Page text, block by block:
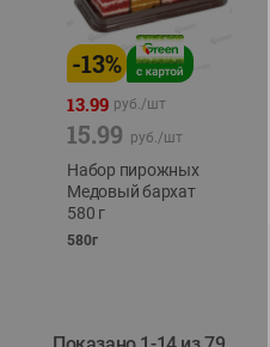
-13%
13.99 руб./шт
15.99 руб./шт
Набор пирожных
Медовый бархат
580 г
580г